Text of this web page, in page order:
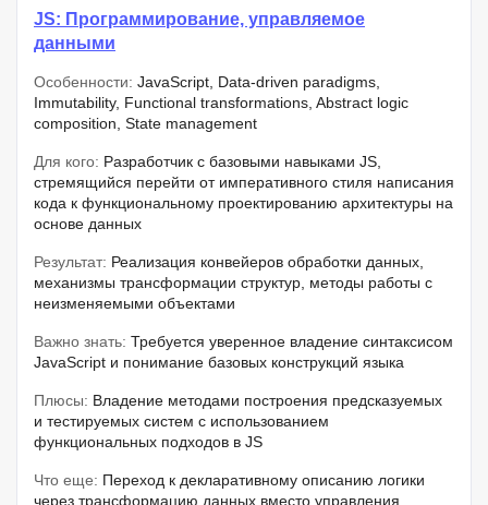
JS: Программирование, управляемое
данными
Особенности: JavaScript, Data-driven paradigms,
Immutability, Functional transformations, Abstract logic
composition, State management
Для кого: Разработчик с базовыми навыками JS,
стремящийся перейти от императивного стиля написания
кода к функциональному проектированию архитектуры на
основе данных
Результат: Реализация конвейеров обработки данных,
механизмы трансформации структур, методы работы с
неизменяемыми объектами
Важно знать: Требуется уверенное владение синтаксисом
JavaScript и понимание базовых конструкций языка
Плюсы: Владение методами построения предсказуемых
и тестируемых систем с использованием
функциональных подходов в JS
Что еще: Переход к декларативному описанию логики
через трансформацию данных вместо управления